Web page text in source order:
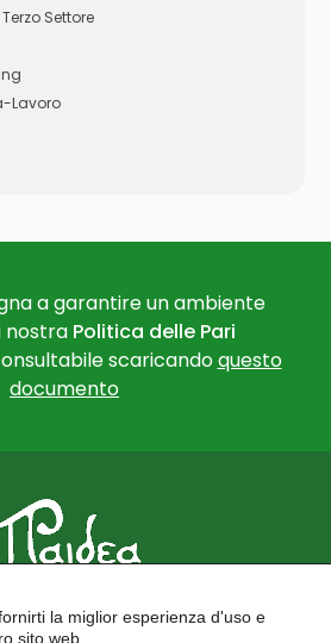
Settore
Lavoro
a garantire un ambiente
nostra Politica delle Pari
scaricandoquesto
documento
PER LE SCUOLE
la miglior esperienza d'uso e
sito web.